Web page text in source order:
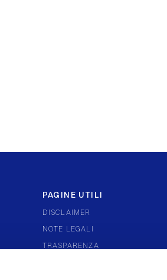
PAGINE UTILI
DISCLAIMER
NOTE LEGALI
TRASPARENZA